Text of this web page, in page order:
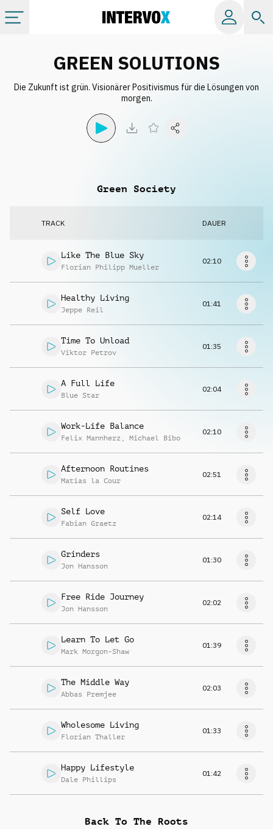
Alle Alben
GREEN SOLUTIONS
Die Zukunft ist grün. Visionärer Positivismus für die Lösungen von
morgen.
Green Society
TRACK DAUER
Like The Blue Sky
Florian Philipp Mueller
02:10
Healthy Living
Jeppe Reil
01:41
Time To Unload
Viktor Petrov
01:35
A Full Life
Blue Star
02:04
Work-Life Balance
Felix Mannherz , Michael Bibo
02:10
Afternoon Routines
Matias la Cour
02:51
Self Love
Fabian Graetz
02:14
Grinders
Jon Hansson
01:30
Free Ride Journey
Jon Hansson
02:02
Learn To Let Go
Mark Morgon-Shaw
01:39
The Middle Way
Abbas Premjee
02:03
Wholesome Living
Florian Thaller
01:33
Happy Lifestyle
Dale Phillips
01:42
Back To The Roots